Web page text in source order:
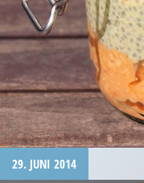
29. JUNI 2014